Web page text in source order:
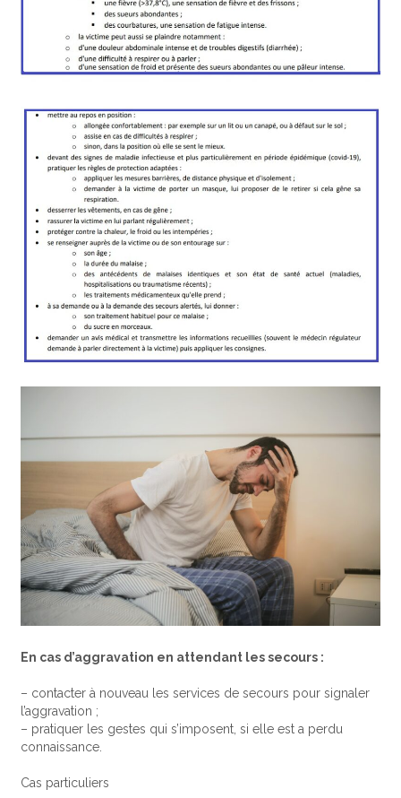
En cas d’aggravation en attendant les secours :
– contacter à nouveau les services de secours pour signaler
l’aggravation ;
– pratiquer les gestes qui s’imposent, si elle est a perdu
connaissance.
Cas particuliers